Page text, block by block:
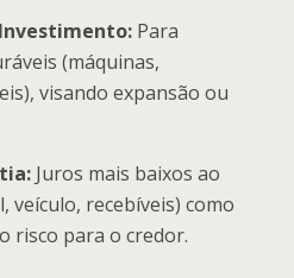
Para
(máquinas,
visando expansão ou
Juros mais baixos ao
veículo, recebíveis) como
risco para o credor.